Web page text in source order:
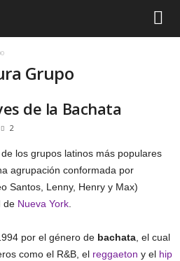
Grupo
de la Bachata
2
los grupos latinos más populares
agrupación conformada por
Santos, Lenny, Henry y Max)
de Nueva York
por el género de bachata , el cual
como el R&B, el reggaeton y el hip